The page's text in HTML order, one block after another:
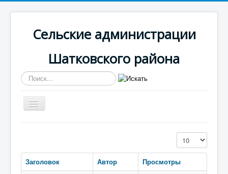
Сельские администрации
Шатковского района
Искать...
Включить/
выключить
Документы
Кол-во строк:
Заголовок Автор
Просмотры